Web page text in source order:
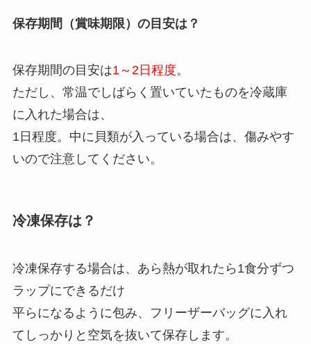
保存期間（賞味期限）の目安は？
保存期間の目安は1～2日程度。
ただし、常温でしばらく置いていたものを冷蔵庫
に入れた場合は、
1日程度。中に貝類が入っている場合は、傷みやす
いので注意してください。
冷凍保存は？
冷凍保存する場合は、あら熱が取れたら1食分ずつ
ラップにできるだけ
平らになるように包み、フリーザーバッグに入れ
てしっかりと空気を抜いて保存します。